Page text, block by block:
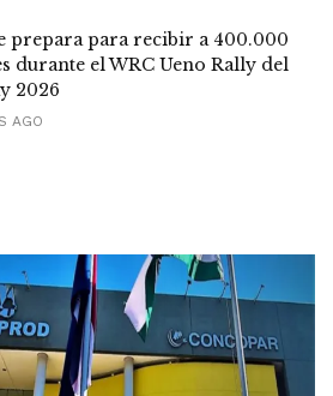
prepara para recibir a 400.000
durante el WRC Ueno Rally del
2026
AGO